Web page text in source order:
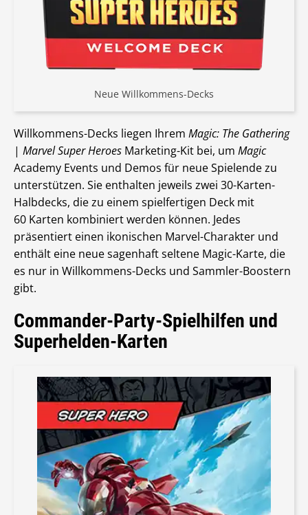
Neue Willkommens-Decks
Willkommens-Decks liegen Ihrem Magic: The Gathering
| Marvel Super Heroes Marketing-Kit bei, um Magic
Academy Events und Demos für neue Spielende zu
unterstützen. Sie enthalten jeweils zwei 30-Karten-
Halbdecks, die zu einem spielfertigen Deck mit
60 Karten kombiniert werden können. Jedes
präsentiert einen ikonischen Marvel-Charakter und
enthält eine neue sagenhaft seltene Magic-Karte, die
es nur in Willkommens-Decks und Sammler-Boostern
gibt.
Commander-Party-Spielhilfen und
Superhelden-Karten